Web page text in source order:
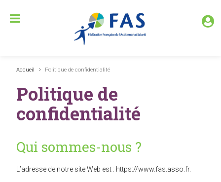
Accueil Politique de confidentialité
Politique de
confidentialité
Qui sommes-nous ?
L’adresse de notre site Web est : https://www.fas.asso.fr.